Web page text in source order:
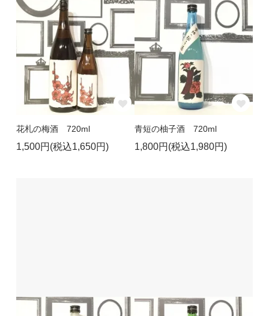
花札の梅酒 720ml
1,500円(税込1,650円)
青短の柚子酒 720ml
1,800円(税込1,980円)